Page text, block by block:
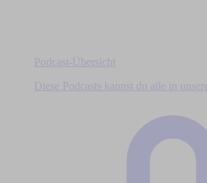
Podcast-Übersicht
Diese Podcasts kannst du alle in